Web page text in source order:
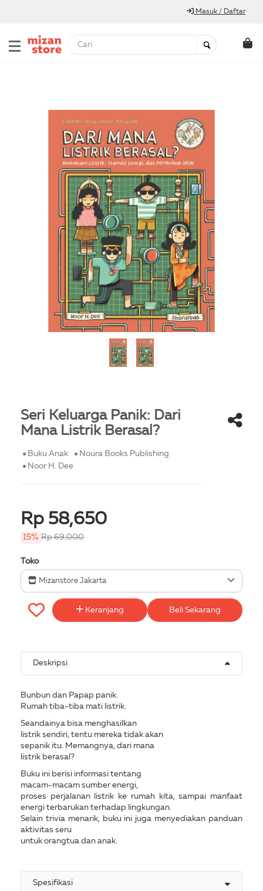
Masuk / Daftar
Seri Keluarga Panik: Dari
Mana Listrik Berasal?
Buku Anak
Noura Books Publishing
Noor H. Dee
Rp 58,650
15% Rp 69,000
Toko
Mizanstore Jakarta
Keranjang Beli Sekarang
Deskripsi
Bunbun dan Papap panik.
Rumah tiba-tiba mati listrik.
Seandainya bisa menghasilkan
listrik sendiri, tentu mereka tidak akan
sepanik itu. Memangnya, dari mana
listrik berasal?
Buku ini berisi informasi tentang
macam-macam sumber energi,
proses perjalanan listrik ke rumah kita, sampai manfaat
energi terbarukan terhadap lingkungan.
Selain trivia menarik, buku ini juga menyediakan panduan
aktivitas seru
untuk orangtua dan anak.
Spesifikasi